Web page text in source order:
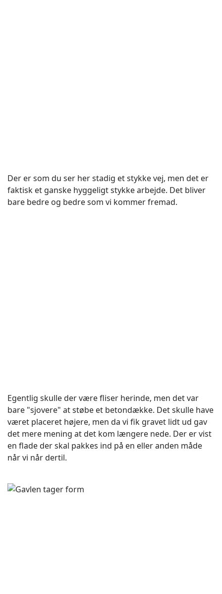
Der er som du ser her stadig et stykke vej, men det er
faktisk et ganske hyggeligt stykke arbejde. Det bliver
bare bedre og bedre som vi kommer fremad.
Egentlig skulle der være fliser herinde, men det var
bare "sjovere" at støbe et betondække. Det skulle have
været placeret højere, men da vi fik gravet lidt ud gav
det mere mening at det kom længere nede. Der er vist
en flade der skal pakkes ind på en eller anden måde
når vi når dertil.